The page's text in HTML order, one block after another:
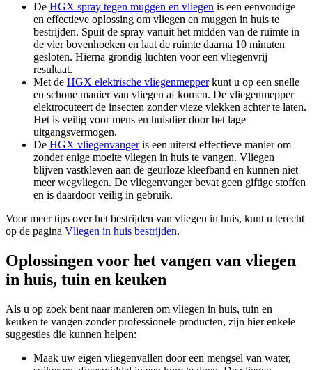
De HGX spray tegen muggen en vliegen is een eenvoudige
en effectieve oplossing om vliegen en muggen in huis te
bestrijden. Spuit de spray vanuit het midden van de ruimte in
de vier bovenhoeken en laat de ruimte daarna 10 minuten
gesloten. Hierna grondig luchten voor een vliegenvrij
resultaat.
Met de HGX elektrische vliegenmepperkunt u op een snelle
en schone manier van vliegen af komen. De vliegenmepper
elektrocuteert de insecten zonder vieze vlekken achter te laten.
Het is veilig voor mens en huisdier door het lage
uitgangsvermogen.
De HGX vliegenvangeris een uiterst effectieve manier om
zonder enige moeite vliegen in huis te vangen. Vliegen
blijven vastkleven aan de geurloze kleefband en kunnen niet
meer wegvliegen. De vliegenvanger bevat geen giftige stoffen
en is daardoor veilig in gebruik.
Voor meer tips over het bestrijden van vliegen in huis, kunt u terecht
op de pagina Vliegen in huis bestrijden.
Oplossingen voor het vangen van vliegen
in huis, tuin en keuken
Als u op zoek bent naar manieren om vliegen in huis, tuin en
keuken te vangen zonder professionele producten, zijn hier enkele
suggesties die kunnen helpen:
Maak uw eigen vliegenvallen door een mengsel van water,